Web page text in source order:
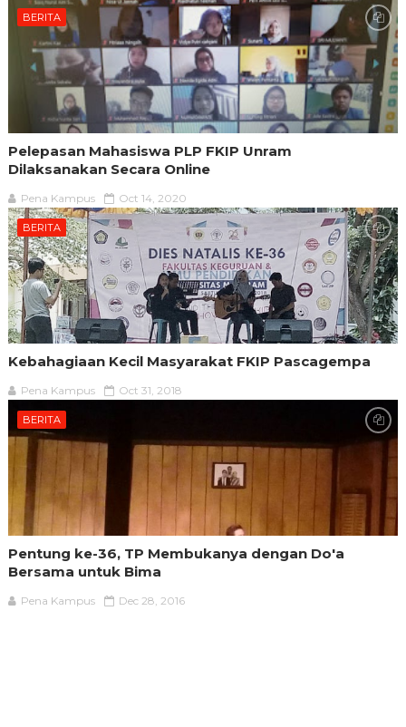
BERITA
Pelepasan Mahasiswa PLP FKIP Unram
Dilaksanakan Secara Online
Pena Kampus Oct 14, 2020
BERITA
Kebahagiaan Kecil Masyarakat FKIP Pascagempa
Pena Kampus Oct 31, 2018
BERITA
Pentung ke-36, TP Membukanya dengan Do'a
Bersama untuk Bima
Pena Kampus Dec 28, 2016